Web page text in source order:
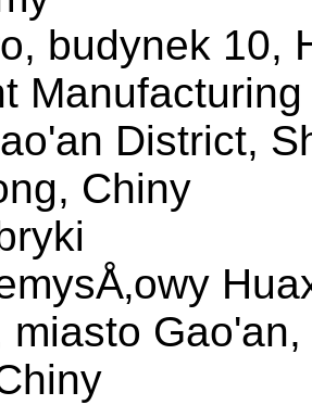
budynek 10,
District,
Chiny
miasto